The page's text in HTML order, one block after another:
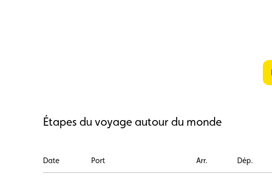
Étapes du voyage autour du monde
Date Port Arr. Dép.